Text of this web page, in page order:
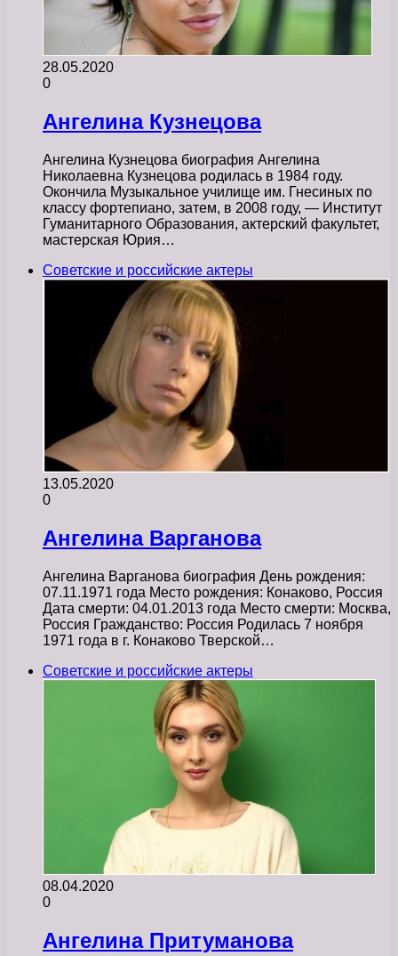
28.05.2020
0
Ангелина Кузнецова
Ангелина Кузнецова биография Ангелина
Николаевна Кузнецова родилась в 1984 году.
Окончила Музыкальное училище им. Гнесиных по
классу фортепиано, затем, в 2008 году, — Институт
Гуманитарного Образования, актерский факультет,
мастерская Юрия…
Советские и российские актеры
13.05.2020
0
Ангелина Варганова
Ангелина Варганова биография День рождения:
07.11.1971 года Место рождения: Конаково, Россия
Дата смерти: 04.01.2013 года Место смерти: Москва,
Россия Гражданство: Россия Родилась 7 ноября
1971 года в г. Конаково Тверской…
Советские и российские актеры
08.04.2020
0
Ангелина Притуманова